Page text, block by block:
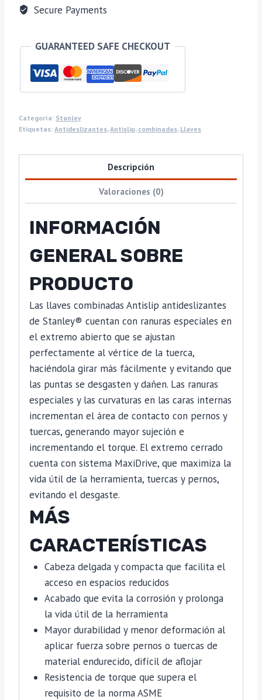
Secure Payments
GUARANTEED SAFE CHECKOUT
Categoría: Stanley
Etiquetas: Antideslizantes,Antislip, combinadas, Llaves
Descripción
Valoraciones (0)
INFORMACIÓN
GENERAL SOBRE
PRODUCTO
Las llaves combinadas Antislip antideslizantes
de Stanley® cuentan con ranuras especiales en
el extremo abierto que se ajustan
perfectamente al vértice de la tuerca,
haciéndola girar más fácilmente y evitando que
las puntas se desgasten y dañen. Las ranuras
especiales y las curvaturas en las caras internas
incrementan el área de contacto con pernos y
tuercas, generando mayor sujeción e
incrementando el torque. El extremo cerrado
cuenta con sistema MaxiDrive, que maximiza la
vida útil de la herramienta, tuercas y pernos,
evitando el desgaste.
MÁS
CARACTERÍSTICAS
Cabeza delgada y compacta que facilita el
acceso en espacios reducidos
Acabado que evita la corrosión y prolonga
la vida útil de la herramienta
Mayor durabilidad y menor deformación al
aplicar fuerza sobre pernos o tuercas de
material endurecido, difícil de aflojar
Resistencia de torque que supera el
requisito de la norma ASME